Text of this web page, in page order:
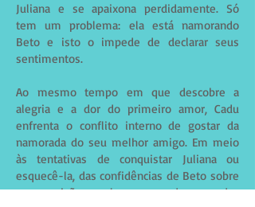
Juliana e se apaixona perdidamente. Só
tem um problema: ela está namorando
Beto e isto o impede de declarar seus
sentimentos.
Ao mesmo tempo em que descobre a
alegria e a dor do primeiro amor, Cadu
enfrenta o conflito interno de gostar da
namorada do seu melhor amigo. Em meio
às tentativas de conquistar Juliana ou
esquecê-la, das confidências de Beto sobre
sua paixão pela namorada e das